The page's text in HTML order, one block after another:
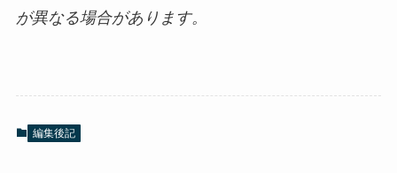
が異なる場合があります。
編集後記